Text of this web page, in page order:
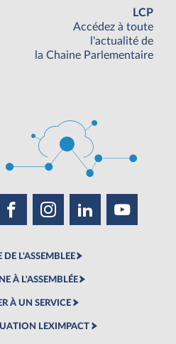
LCP
Accédez à toute
l'actualité de
la Chaine Parlementaire
L'ASSEMBLEE
À L'ASSEMBLÉE
À UN SERVICE
LEXIMPACT